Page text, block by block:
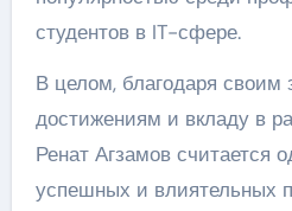
студентов в IT-сфере.
В целом, благодаря своим
достижениям и вкладу в
Ренат Агзамов считается
успешных и влиятельных